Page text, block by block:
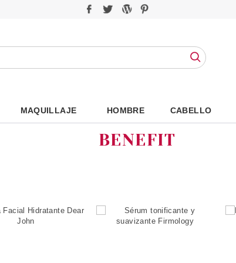
MAQUILLAJE HOMBRE CABELLO
BENEFIT